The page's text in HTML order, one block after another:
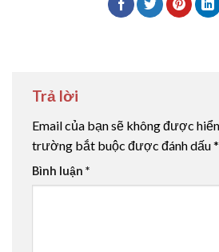
Trả lời
Email của bạn sẽ không được
trường bắt buộc được đánh dấu*
Bình luận *